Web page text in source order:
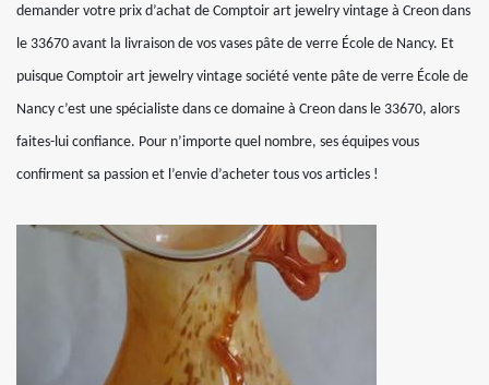
demander votre prix d’achat de Comptoir art jewelry vintage à Creon dans
le 33670 avant la livraison de vos vases pâte de verre École de Nancy. Et
puisque Comptoir art jewelry vintage société vente pâte de verre École de
Nancy c’est une spécialiste dans ce domaine à Creon dans le 33670, alors
faites-lui confiance. Pour n’importe quel nombre, ses équipes vous
confirment sa passion et l’envie d’acheter tous vos articles !